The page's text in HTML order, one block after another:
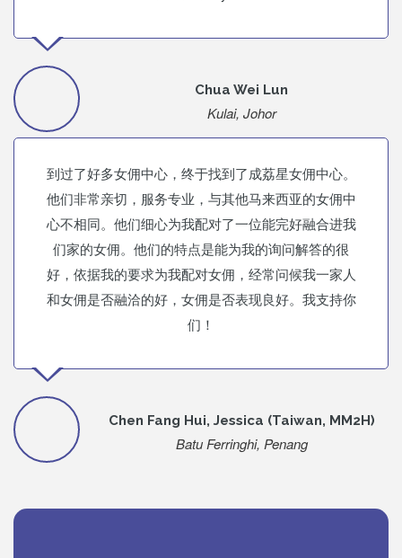
Chua Wei Lun
Kulai, Johor
到过了好多女佣中心，终于找到了成荔星女佣中心。
他们非常亲切，服务专业，与其他马来西亚的女佣中
心不相同。他们细心为我配对了一位能完好融合进我
们家的女佣。他们的特点是能为我的询问解答的很
好，依据我的要求为我配对女佣，经常问候我一家人
和女佣是否融洽的好，女佣是否表现良好。我支持你
们！
Chen Fang Hui, Jessica (Taiwan, MM2H)
Batu Ferringhi, Penang